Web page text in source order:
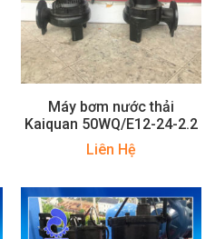
Máy bơm nước thải
Kaiquan 50WQ/E12-24-2.2
Liên Hệ